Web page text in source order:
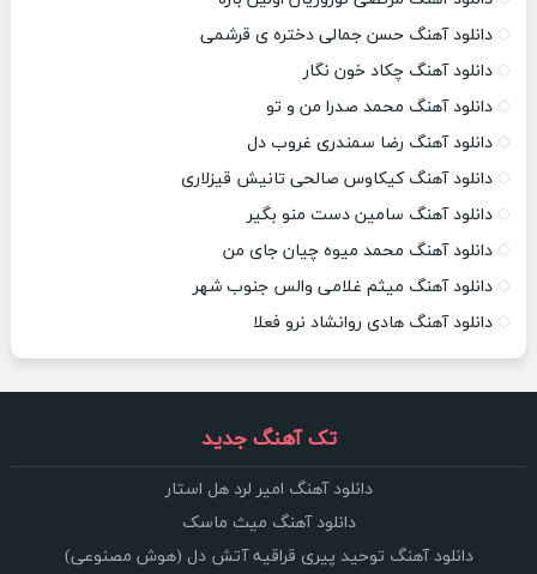
دانلود آهنگ حسن جمالی دختره ی قرشمی
دانلود آهنگ چکاد خون نگار
دانلود آهنگ محمد صدرا من و تو
دانلود آهنگ رضا سمندری غروب دل
دانلود آهنگ کیکاوس صالحی تانیش قیزلاری
دانلود آهنگ سامین دست منو بگیر
دانلود آهنگ محمد میوه چیان جای من
دانلود آهنگ میثم غلامی والس جنوب شهر
دانلود آهنگ هادی روانشاد نرو فعلا
تک آهنگ جدید
دانلود آهنگ امیر لرد هل استار
دانلود آهنگ میث ماسک
دانلود آهنگ توحید پیری قراقیه آتش دل (هوش مصنوعی)